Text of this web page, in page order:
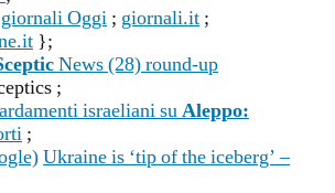
Oggi ; giornali.it ;
};
News (28) round-up
;
israeliani suAleppo:
;
Ukraine is ‘tip of the iceberg’ –